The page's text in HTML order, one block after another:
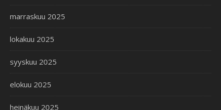
marraskuu 2025
lokakuu 2025
syyskuu 2025
elokuu 2025
heinäkuu 2025